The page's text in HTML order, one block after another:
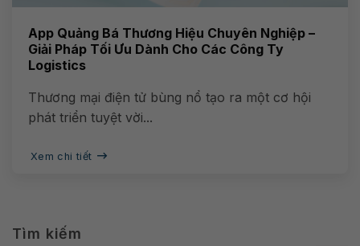
App Quảng Bá Thương Hiệu Chuyên Nghiệp –
Giải Pháp Tối Ưu Dành Cho Các Công Ty
Logistics
Thương mại điện tử bùng nổ tạo ra một cơ hội
phát triển tuyệt vời...
Xem chi tiết
Tìm kiếm